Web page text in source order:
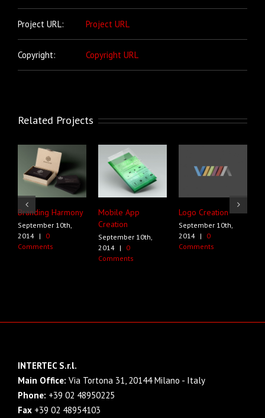
Project URL: Project URL
Copyright: Copyright URL
Related Projects
Branding Harmony
September 10th,
2014 |
0
Comments
Mobile App
Creation
September 10th,
2014 |
0
Comments
Logo Creation
September 10th,
2014 |
0
Comments
INTERTEC S.r.l.
Main Office: Via Tortona 31, 20144 Milano - Italy
Phone: +39 02 48950225
Fax +39 02 48954103